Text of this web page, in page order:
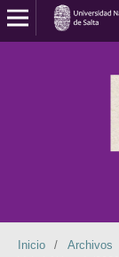
Inicio / Archivos